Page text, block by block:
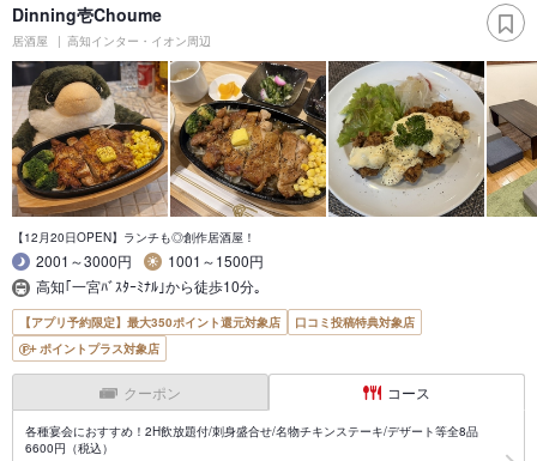
Dinning壱Choume
居酒屋 高知インター・イオン周辺
【12月20日OPEN】ランチも◎創作居酒屋！
2001～3000円
1001～1500円
高知｢一宮ﾊﾞｽﾀｰﾐﾅﾙ｣から徒歩10分｡
【アプリ予約限定】最大350ポイント還元対象店
口コミ投稿特典対象店
ポイントプラス対象店
クーポン コース
各種宴会におすすめ！2H飲放題付/刺身盛合せ/名物チキンステーキ/デザート等全8品
6600円（税込）